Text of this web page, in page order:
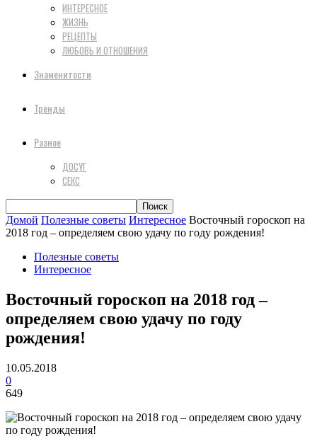
ИНТЕРЕСНОЕ
ЖИЗНЬ
РЕЦЕПТЫ
ЛЮБОВЬ И ОТНОШЕНИЯ
Знаменитости
Тренды
Разное
ДОСУГ
СЕКС
Домой Полезные советы Интересное Восточный гороскоп на
2018 год – определяем свою удачу по году рождения!
Полезные советы
Интересное
Восточный гороскоп на 2018 год –
определяем свою удачу по году
рождения!
10.05.2018
0
649